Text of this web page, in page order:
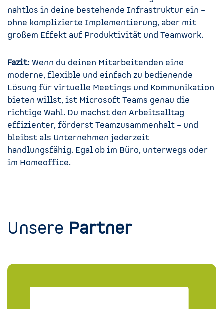
nahtlos in deine bestehende Infrastruktur ein –
ohne komplizierte Implementierung, aber mit
großem Effekt auf Produktivität und Teamwork.
Fazit: Wenn du deinen Mitarbeitenden eine
moderne, flexible und einfach zu bedienende
Lösung für virtuelle Meetings und Kommunikation
bieten willst, ist Microsoft Teams genau die
richtige Wahl. Du machst den Arbeitsalltag
effizienter, förderst Teamzusammenhalt – und
bleibst als Unternehmen jederzeit
handlungsfähig. Egal ob im Büro, unterwegs oder
im Homeoffice.
Unsere Partner